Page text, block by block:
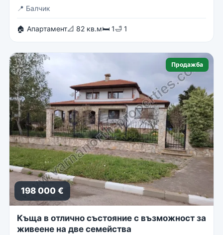
📍 Балчик
🏠 Апартамент📐 82 кв.м🛏 1🛁 1
Продажба
198 000 €
Къща в отлично състояние с възможност за
живеене на две семейства